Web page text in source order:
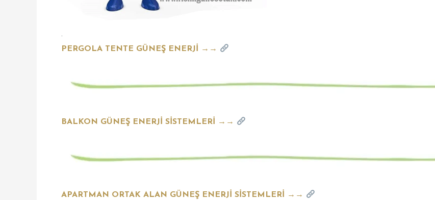
.
PERGOLA TENTE GÜNEŞ ENERJİ →→
BALKON GÜNEŞ ENERJİ SİSTEMLERİ →→
APARTMAN ORTAK ALAN GÜNEŞ ENERJİ SİSTEMLERİ →→